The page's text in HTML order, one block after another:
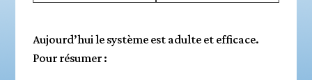
Aujourd’hui le système est adulte et efficace.
Pour résumer :